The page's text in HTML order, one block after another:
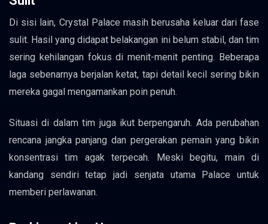
Di sisi lain, Crystal Palace masih berusaha keluar dari fase
sulit. Hasil yang didapat belakangan ini belum stabil, dan tim
sering kehilangan fokus di menit-menit penting. Beberapa
laga sebenarnya berjalan ketat, tapi detail kecil sering bikin
mereka gagal mengamankan poin penuh.
Situasi di dalam tim juga ikut berpengaruh. Ada perubahan
rencana jangka panjang dan pergerakan pemain yang bikin
konsentrasi tim agak terpecah. Meski begitu, main di
kandang sendiri tetap jadi senjata utama Palace untuk
memberi perlawanan.